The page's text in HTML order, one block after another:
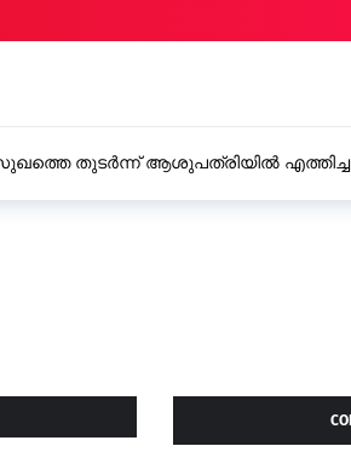
തുടർന്ന് ആശുപത്രിയിൽ എത്തിച്ച